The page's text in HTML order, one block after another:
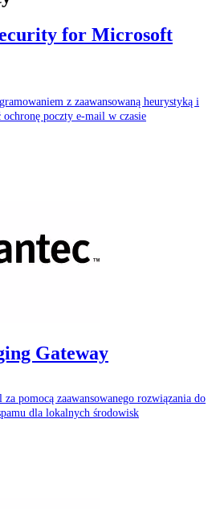
for Microsoft
z zaawansowaną heurystyką i
poczty e-mail w czasie
Gateway
pomocą zaawansowanego rozwiązania do
dla lokalnych środowisk